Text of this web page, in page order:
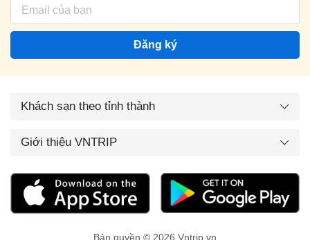
Đăng ký
Khách sạn theo tỉnh thành
Giới thiệu VNTRIP
Bản quyền © 2026 Vntrip.vn